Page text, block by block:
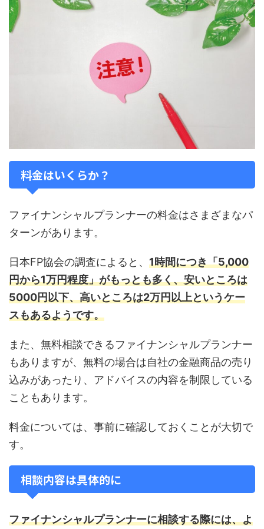
料金はいくらか？
ファイナンシャルプランナーの料金はさまざまなパ
ターンがあります。
日本FP協会の調査によると、 1時間につき「5,000
円から1万円程度」がもっとも多く、安いところは
5000円以下、高いところは2万円以上というケー
スもあるようです。
また、無料相談できるファイナンシャルプランナー
もありますが、無料の場合は自社の金融商品の売り
込みがあったり、アドバイスの内容を制限している
こともあります。
料金については、事前に確認しておくことが大切で
す。
相談内容は具体的に
ファイナンシャルプランナーに相談する際には、よ